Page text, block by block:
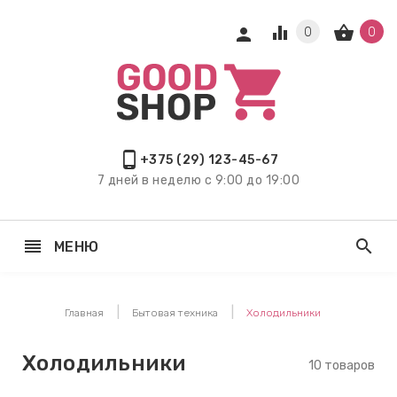
phone_android +375 (29) 123-45-67
7 дней в неделю с 9:00 до 19:00
person shopping_basket 0
equalizer 0
reorder МЕНЮ
keyboard_arrow_right
keyboard_arrow_right
keyboard_arrow_right
keyboard_arrow_right
ДЕТЕЙ keyboard_arrow_right
search
Главная Бытовая техника Холодильники
10 товаров
Холодильники